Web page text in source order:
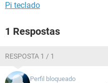
Pi teclado
1 Respostas
RESPOSTA 1 / 1
Perfil bloqueado